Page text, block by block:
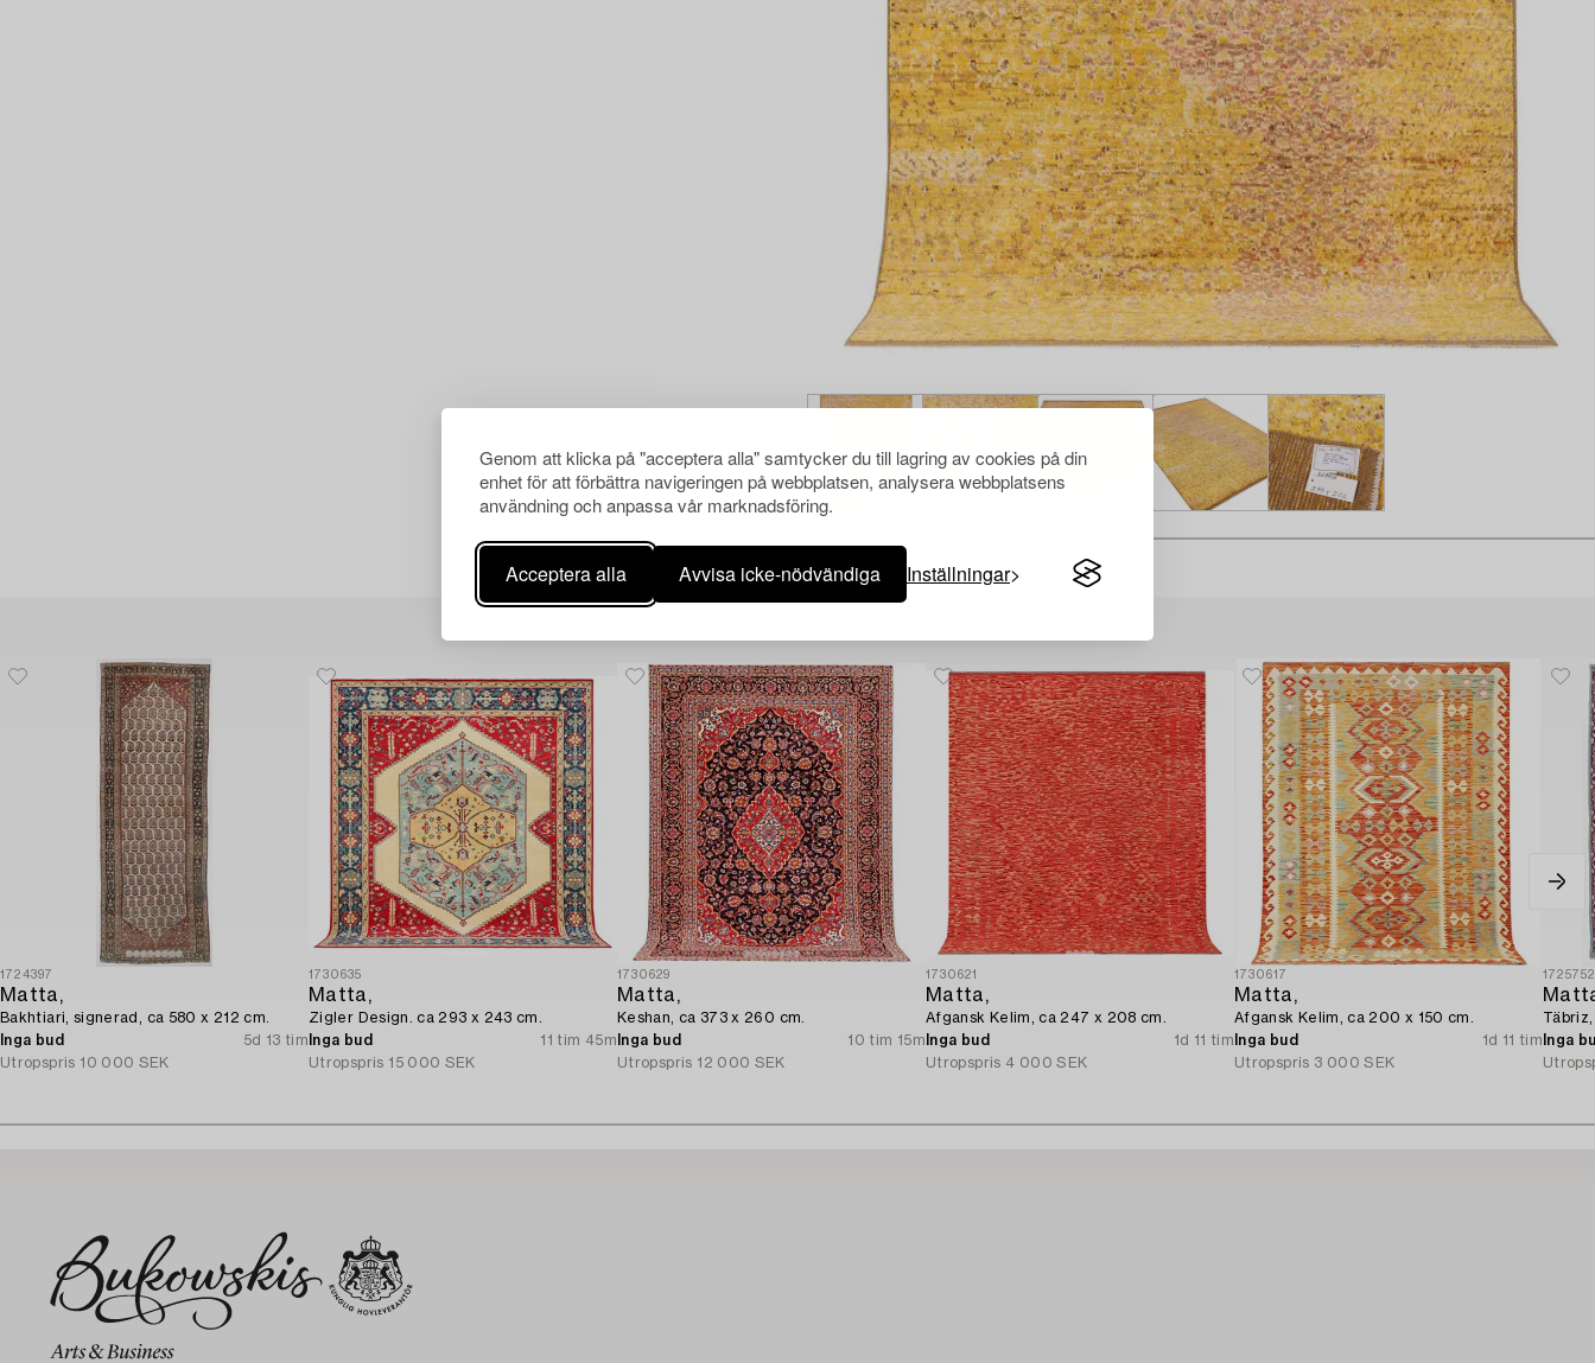
Genom att klicka på "acceptera alla" samtycker du till lagring av cookies på din
enhet för att förbättra navigeringen på webbplatsen, analysera webbplatsens
användning och anpassa vår marknadsföring.
Acceptera alla Avvisa icke-nödvändiga Inställningar
Andra har även tittat på
1724397
Matta,
Bakhtiari, signerad, ca 580 x 212 cm.
Inga bud
5d 13 tim
Utropspris 10 000 SEK
1730635
Matta,
Zigler Design. ca 293 x 243 cm.
Inga bud
11 tim 45m
Utropspris 15 000 SEK
1730629
Matta,
Keshan, ca 373 x 260 cm.
Inga bud
10 tim 15m
Utropspris 12 000 SEK
1730621
Matta,
Afgansk Kelim, ca 247 x 208 cm.
Inga bud
1d 11 tim
Utropspris 4 000 SEK
1730617
Matta,
Afgansk Kelim, ca 200 x 150 cm.
Inga bud
1d 11 tim
Utropspris 3 000 SEK
1725752
Inga